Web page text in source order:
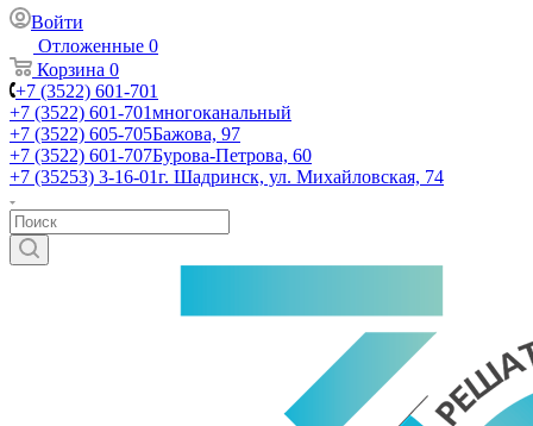
Войти
Отложенные 0
Корзина 0
+7 (3522) 601-701
+7 (3522) 601-701многоканальный
+7 (3522) 605-705Бажова, 97
+7 (3522) 601-707Бурова-Петрова, 60
+7 (35253) 3-16-01г. Шадринск, ул. Михайловская, 74